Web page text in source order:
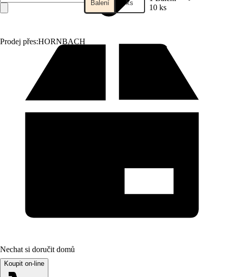
Prodej přes:HORNBACH
Balení ks
10 ks
Nechat si doručit domů
Koupit on-line